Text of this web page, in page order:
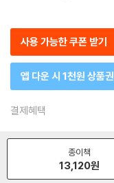
사용 가능한 쿠폰 받기
앱 다운 시 1천원 상품권
결제혜택
종이책
13,120원